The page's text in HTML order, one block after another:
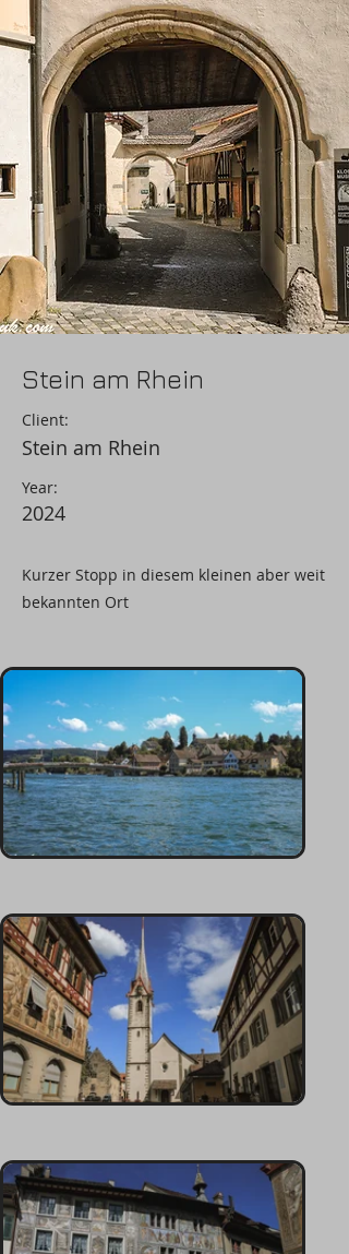
Stein am Rhein
Client:
Stein am Rhein
Year:
2024
Kurzer Stopp in diesem kleinen aber weit
bekannten Ort